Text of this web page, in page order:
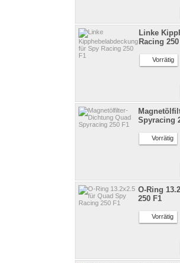
Linke
Racing
Vorrätig
Spyracing
Vorrätig
O-Ring
250 F1
Vorrätig